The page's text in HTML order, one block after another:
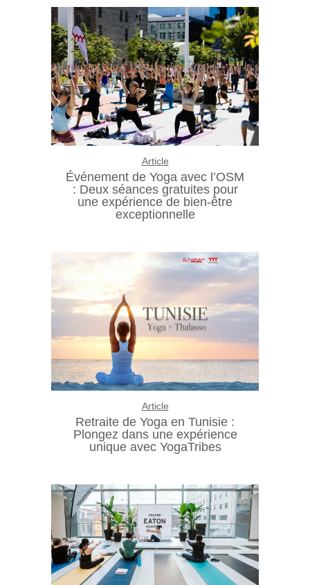
Article
Événement de Yoga avec l’OSM
: Deux séances gratuites pour
une expérience de bien-être
exceptionnelle
Article
Retraite de Yoga en Tunisie :
Plongez dans une expérience
unique avec YogaTribes